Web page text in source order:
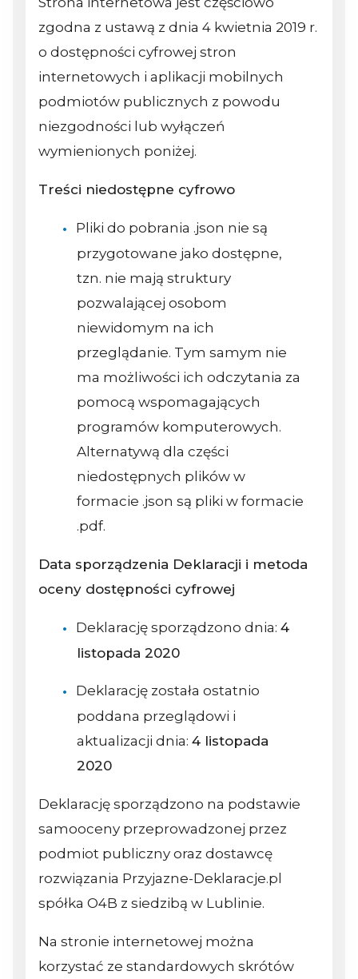
zgodna z ustawą z dnia 4 kwietnia 2019 r.
o dostępności cyfrowej stron
internetowych i aplikacji mobilnych
podmiotów publicznych z powodu
niezgodności lub wyłączeń
wymienionych poniżej.
Treści niedostępne cyfrowo
Pliki do pobrania .json nie są
przygotowane jako dostępne,
tzn. nie mają struktury
pozwalającej osobom
niewidomym na ich
przeglądanie. Tym samym nie
ma możliwości ich odczytania za
pomocą wspomagających
programów komputerowych.
Alternatywą dla części
niedostępnych plików w
formacie .json są pliki w formacie
.pdf.
Data sporządzenia Deklaracji i metoda
oceny dostępności cyfrowej
Deklarację sporządzono dnia: 4
listopada 2020
Deklarację została ostatnio
poddana przeglądowi i
aktualizacji dnia: 4 listopada
2020
Deklarację sporządzono na podstawie
samooceny przeprowadzonej przez
podmiot publiczny oraz dostawcę
rozwiązania Przyjazne-Deklaracje.pl
spółka O4B z siedzibą w Lublinie.
Na stronie internetowej można
korzystać ze standardowych skrótów